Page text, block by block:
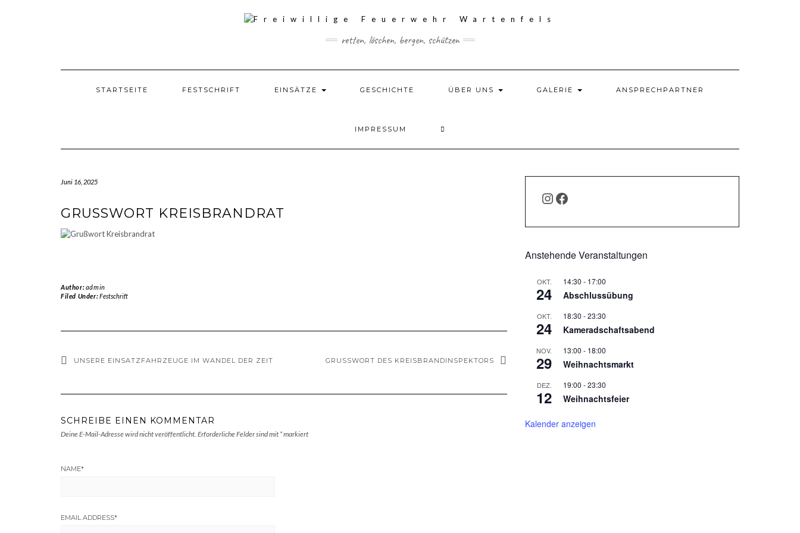
retten, löschen, bergen, schützen
STARTSEITE FESTSCHRIFT EINSÄTZE GESCHICHTE ÜBER UNS GALERIE ANSPRECHPARTNER
IMPRESSUM
Juni 16, 2025
GRUSSWORT KREISBRANDRAT
Author:admin
Filed Under:Festschrift
UNSERE EINSATZFAHRZEUGE IM WANDEL DER ZEIT GRUSSWORT DES KREISBRANDINSPEKTORS
SCHREIBE EINEN KOMMENTAR
Deine E-Mail-Adresse wird nicht veröffentlicht. Erforderliche Felder sind mit *markiert
NAME*
EMAIL ADDRESS*
INSTAGRAM
FACEBOOK
Anstehende Veranstaltungen
OKT.
24
14:30 - 17:00
Abschlussübung
OKT.
24
18:30 -23:30
Kameradschaftsabend
NOV.
29
13:00 - 18:00
Weihnachtsmarkt
DEZ.
12
19:00 -23:30
Weihnachtsfeier
Kalender anzeigen